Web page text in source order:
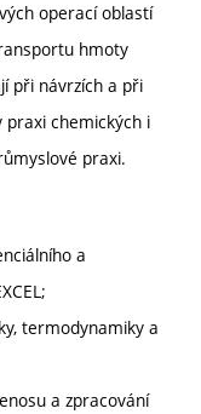
operací oblastí
hmoty
při návrzích a při
praxi chemických i
praxi.
a
termodynamiky a
a zpracování